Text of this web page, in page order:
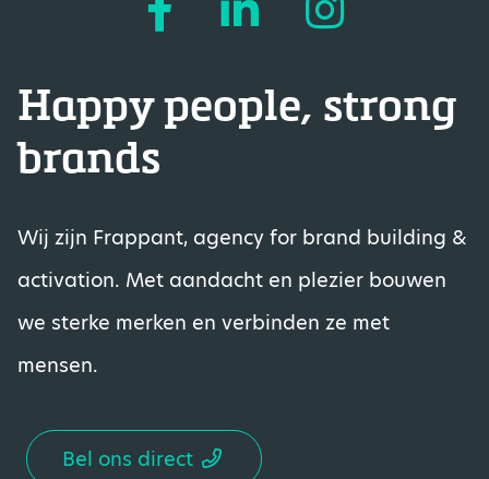
Happy people, strong
brands
Wij zijn Frappant, agency for brand building &
activation. Met aandacht en plezier bouwen
we sterke merken en verbinden ze met
mensen.
Bel ons direct